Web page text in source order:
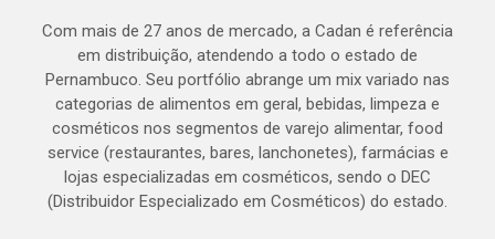
Com mais de 27 anos de mercado, a Cadan é referência
em distribuição, atendendo a todo o estado de
Pernambuco. Seu portfólio abrange um mix variado nas
categorias de alimentos em geral, bebidas, limpeza e
cosméticos nos segmentos de varejo alimentar, food
service (restaurantes, bares, lanchonetes), farmácias e
lojas especializadas em cosméticos, sendo o DEC
(Distribuidor Especializado em Cosméticos) do estado.